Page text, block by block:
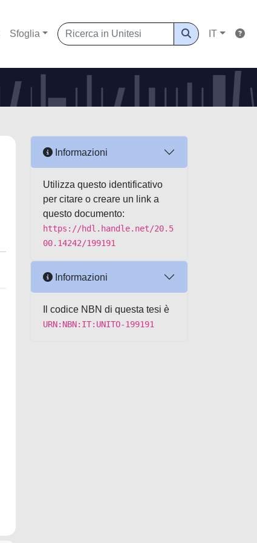
Sfoglia IT
Informazioni
Utilizza questo identificativo
per citare o creare un link a
questo documento:
https://hdl.handle.net/20.5
00.14242/199191
Informazioni
Il codice NBN di questa tesi è
URN:NBN:IT:UNITO-199191